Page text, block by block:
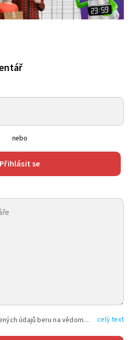
nebo
Přihlásit se
Vyplněním shora uvedených údajů beru na vědomí, že společnost TEXT FACTORY s.r.o., sídlem Brno, Durďákova 336/29, Černá Pole, PSČ: 613 00, IČ: 06157831, zapsané u Krajského soudu v Brně, oddíl C, vložka 100399, bude zpracovávat mé osobní údaje uvedené v rámci mnou vyplněného registračního formuláře na základě oprávněných zájmů TEXT FACTORY s.r.o. dle čl. 6 odst. 1 písm. f) GDPR a pro splnění právních povinností (čl. 6 odst. 1 písm. c) GDPR), a to pro tyto účely: nezbytnost zajistit oprávnění návštěvníka webových stránek provozovaných společností TEXT FACTORY s.r.o. přispívat aktivně ke zveřejněným článkům nebo v rámci diskusních fór a výkon práv TEXT FACTORY s.r.o. jako administrátora těchto diskusních fór. Více informací o zpracování osobních údajů a právech lze nalézt v celý text